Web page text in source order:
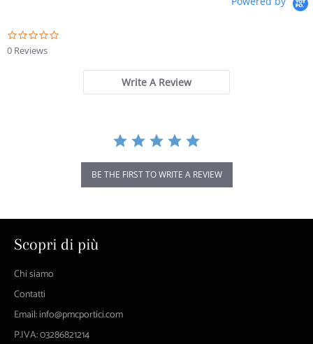
0 Reviews
Write A Review
BE THE FIRST TO WRITE A REVIEW
Scopri di più
Chi siamo
Contatti
Email: info@pmcportici.com
P.IVA: 03286821214